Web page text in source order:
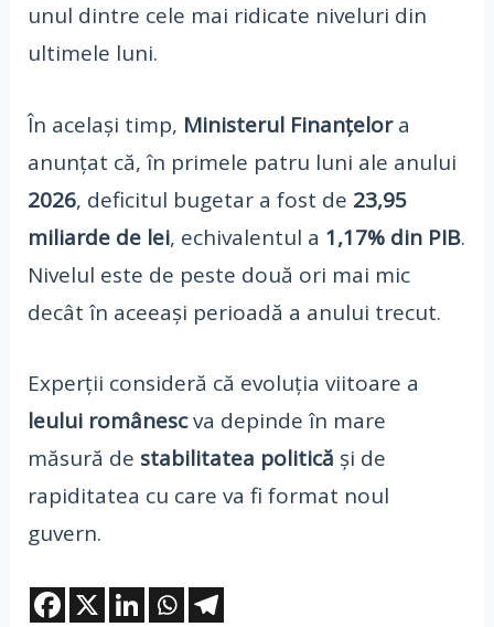
unul dintre cele mai ridicate niveluri din
ultimele luni.
În același timp, Ministerul Finanțelora
anunțat că, în primele patru luni ale anului
2026, deficitul bugetar a fost de 23,95
miliarde de lei, echivalentul a 1,17% din PIB.
Nivelul este de peste două ori mai mic
decât în aceeași perioadă a anului trecut.
Experții consideră că evoluția viitoare a
leului românescva depinde în mare
măsură de stabilitatea politică și de
rapiditatea cu care va fi format noul
guvern.